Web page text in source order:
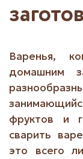
Варенья,
домашним
фруктов и
сварить
это всего